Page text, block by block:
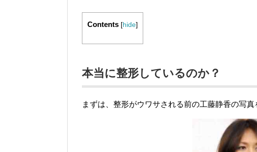
Contents [hide]
本当に整形しているのか？
まずは、整形がウワサされる前の工藤静香の写真